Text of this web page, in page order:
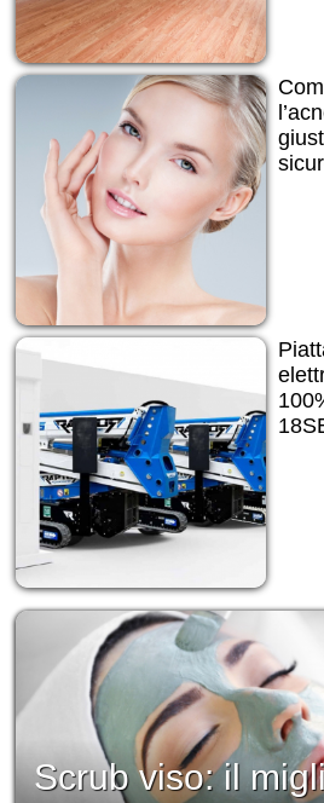
Scrub viso: il